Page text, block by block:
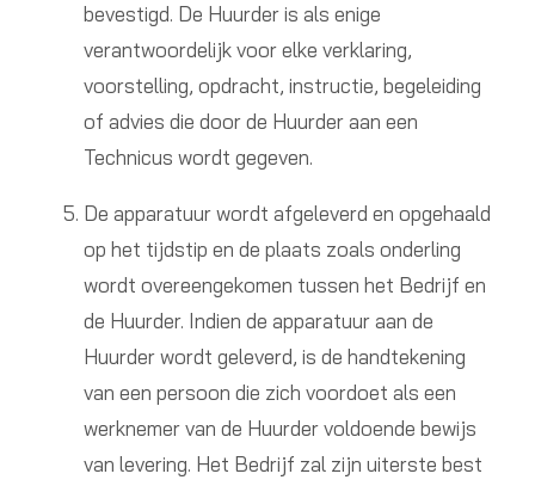
bevestigd. De Huurder is als enige
verantwoordelijk voor elke verklaring,
voorstelling, opdracht, instructie, begeleiding
of advies die door de Huurder aan een
Technicus wordt gegeven.
De apparatuur wordt afgeleverd en opgehaald
op het tijdstip en de plaats zoals onderling
wordt overeengekomen tussen het Bedrijf en
de Huurder. Indien de apparatuur aan de
Huurder wordt geleverd, is de handtekening
van een persoon die zich voordoet als een
werknemer van de Huurder voldoende bewijs
van levering. Het Bedrijf zal zijn uiterste best